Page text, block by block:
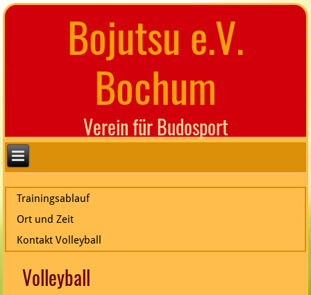
Bojutsu e.V.
Bochum
Verein für Budosport
Trainingsablauf
Ort und Zeit
Kontakt Volleyball
Volleyball